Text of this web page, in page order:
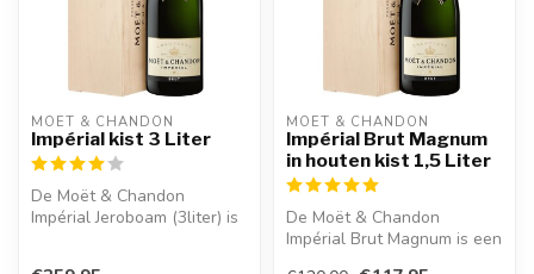
MOËT & CHANDON
Impérial kist 3 Liter
De Moët & Chandon
Impérial Jeroboam (3liter) is
MOËT & CHANDON
Impérial Brut Magnum
in houten kist 1,5 Liter
De Moët & Chandon
Impérial Brut Magnum is een